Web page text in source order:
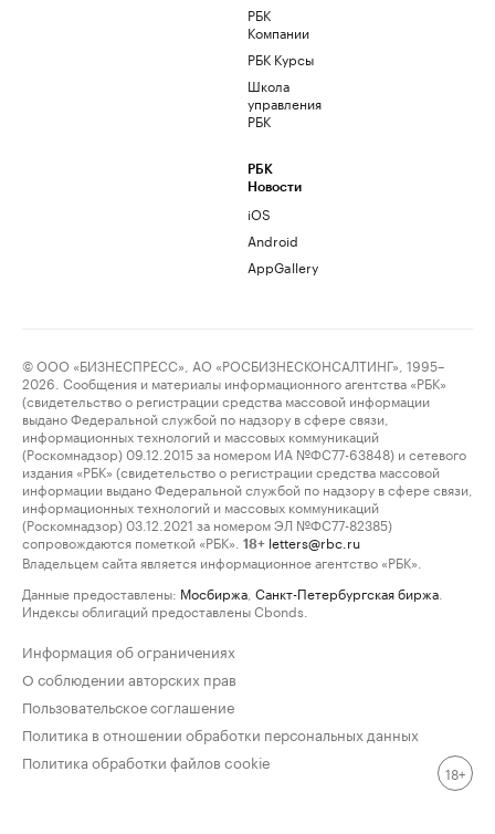
РБК
Компании
РБК Курсы
Школа
управления
РБК
РБК
Новости
iOS
Android
AppGallery
© ООО «БИЗНЕСПРЕСС», АО «РОСБИЗНЕСКОНСАЛТИНГ», 1995–
2026. Сообщения и материалы информационного агентства «РБК»
(свидетельство о регистрации средства массовой информации
выдано Федеральной службой по надзору в сфере связи,
информационных технологий и массовых коммуникаций
(Роскомнадзор) 09.12.2015 за номером ИА №ФС77-63848) и сетевого
издания «РБК» (свидетельство о регистрации средства массовой
информации выдано Федеральной службой по надзору в сфере связи,
информационных технологий и массовых коммуникаций
(Роскомнадзор) 03.12.2021 за номером ЭЛ №ФС77-82385)
сопровождаются пометкой «РБК».
18+ letters@rbc.ru
Владельцем сайта является информационное агентство «РБК».
Данные предоставлены: Мосбиржа Санкт-Петербургская биржа
Индексы облигаций предоставлены Cbonds.
Информация об ограничениях
О соблюдении авторских прав
Пользовательское соглашение
Политика в отношении обработки персональных данных
Политика обработки файлов cookie
18+